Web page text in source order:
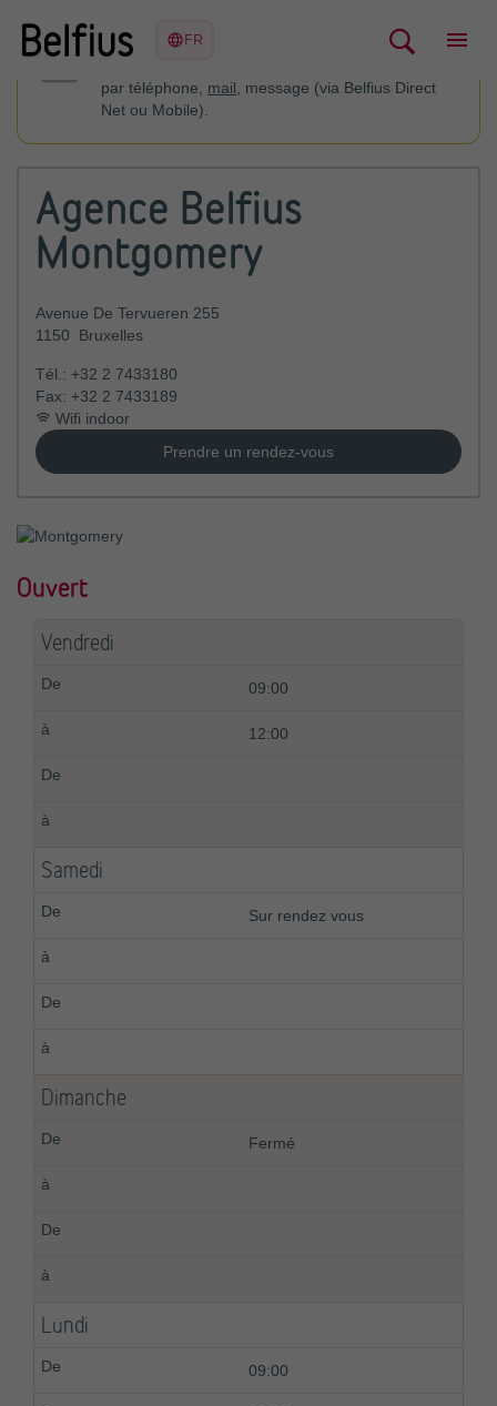
par téléphone, mail , message (via Belfius Direct
Net ou Mobile).
Agence Belfius
Montgomery
Avenue De Tervueren 255
1150
Bruxelles
Tél.: +32 2 7433180
Fax: +32 2 7433189
Wifi indoor
Prendre un rendez-vous
Ouvert
Vendredi
09:00
12:00
Samedi
Sur rendez vous
Dimanche
Fermé
Lundi
09:00